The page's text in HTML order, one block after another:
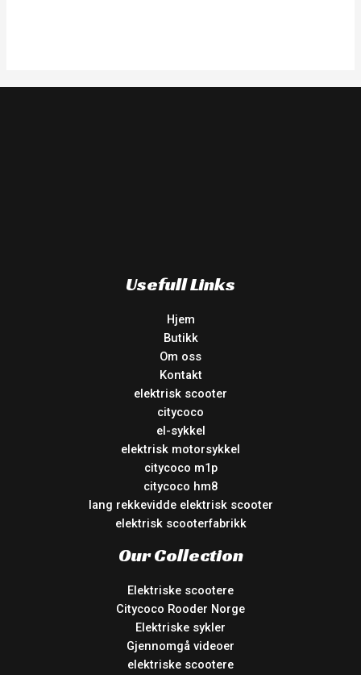
Usefull Links
Hjem
Butikk
Om oss
Kontakt
elektrisk scooter
citycoco
el-sykkel
elektrisk motorsykkel
citycoco m1p
citycoco hm8
lang rekkevidde elektrisk scooter
elektrisk scooterfabrikk
Our Collection
Elektriske scootere
Citycoco Rooder Norge
Elektriske sykler
Gjennomgå videoer
elektriske scootere